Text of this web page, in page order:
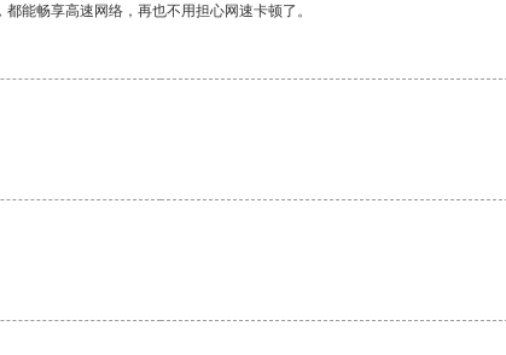
能畅享高速网络，再也不用担心网速卡顿了。